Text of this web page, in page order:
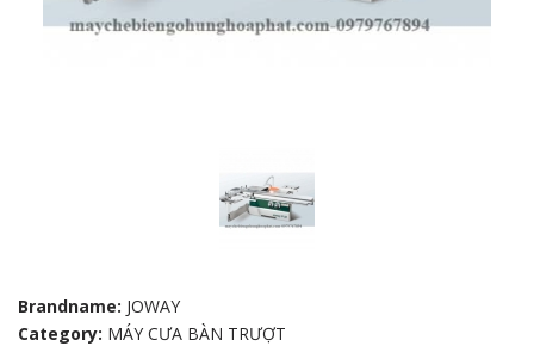
Brandname: JOWAY
Category: MÁY CƯA BÀN TRƯỢT